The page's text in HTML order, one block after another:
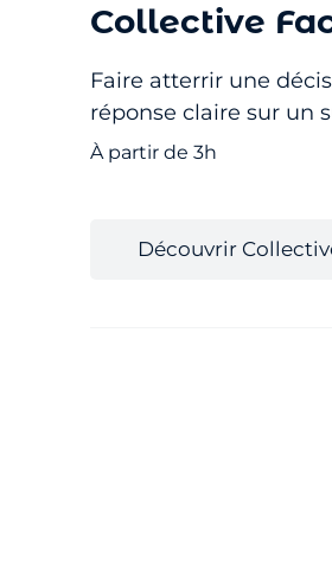
Collective
Faire atterrir une
réponse claire sur un
À partir de 3h
Découvrir